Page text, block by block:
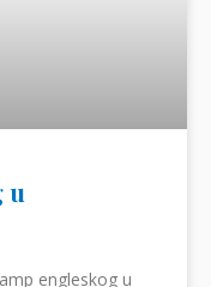
u
engleskog u